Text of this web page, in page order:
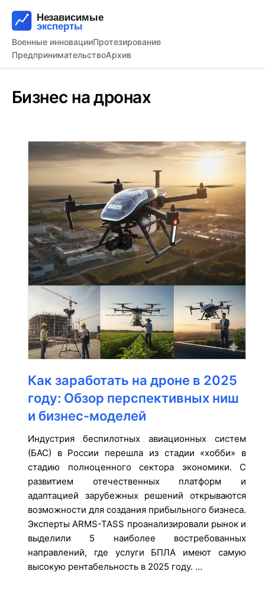
Военные инновацииПротезирование
ПредпринимательствоАрхив
Бизнес на дронах
Как заработать на дроне в 2025
году: Обзор перспективных ниш
и бизнес-моделей
Индустрия беспилотных авиационных систем
(БАС) в России перешла из стадии «хобби» в
стадию полноценного сектора экономики. С
развитием отечественных платформ и
адаптацией зарубежных решений открываются
возможности для создания прибыльного бизнеса.
Эксперты ARMS-TASS проанализировали рынок и
выделили 5 наиболее востребованных
направлений, где услуги БПЛА имеют самую
высокую рентабельность в 2025 году. …